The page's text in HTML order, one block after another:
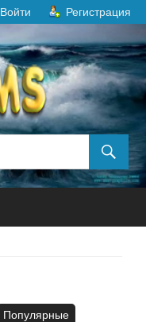
Войти Регистрация
Популярные